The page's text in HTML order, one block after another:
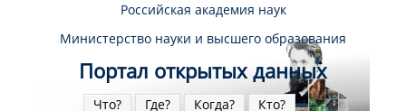
Российская академия наук
Министерство науки и высшего образования
Портал открытых данных
Что? Где? Когда? Кто?